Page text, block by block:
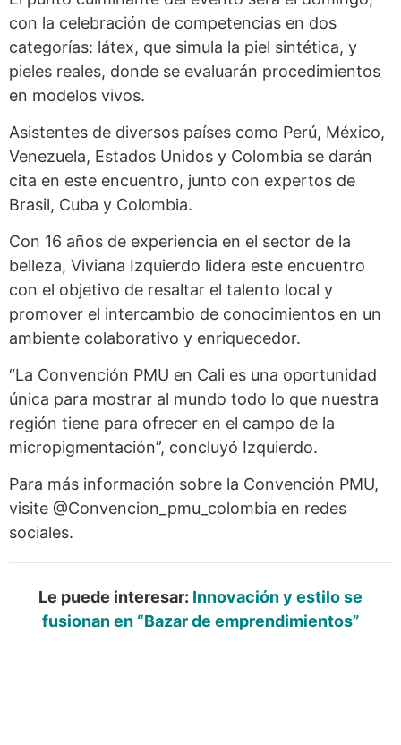
con la celebración de competencias en dos
categorías: látex, que simula la piel sintética, y
pieles reales, donde se evaluarán procedimientos
en modelos vivos.
Asistentes de diversos países como Perú, México,
Venezuela, Estados Unidos y Colombia se darán
cita en este encuentro, junto con expertos de
Brasil, Cuba y Colombia.
Con 16 años de experiencia en el sector de la
belleza, Viviana Izquierdo lidera este encuentro
con el objetivo de resaltar el talento local y
promover el intercambio de conocimientos en un
ambiente colaborativo y enriquecedor.
“La Convención PMU en Cali es una oportunidad
única para mostrar al mundo todo lo que nuestra
región tiene para ofrecer en el campo de la
micropigmentación”, concluyó Izquierdo.
Para más información sobre la Convención PMU,
visite @Convencion_pmu_colombia en redes
sociales.
Le puede interesar: Innovación y estilo se
fusionan en “Bazar de emprendimientos”